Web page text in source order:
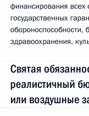
финансирования всех
государственных
обороноспособности,
здравоохранения,
Святая
реалистичный
или воздушные